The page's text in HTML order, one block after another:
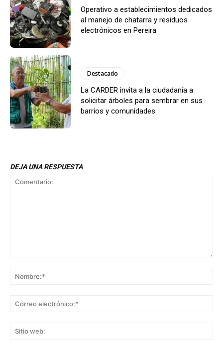
Operativo a establecimientos dedicados
al manejo de chatarra y residuos
electrónicos en Pereira
Destacado
La CARDER invita a la ciudadanía a
solicitar árboles para sembrar en sus
barrios y comunidades
DEJA UNA RESPUESTA